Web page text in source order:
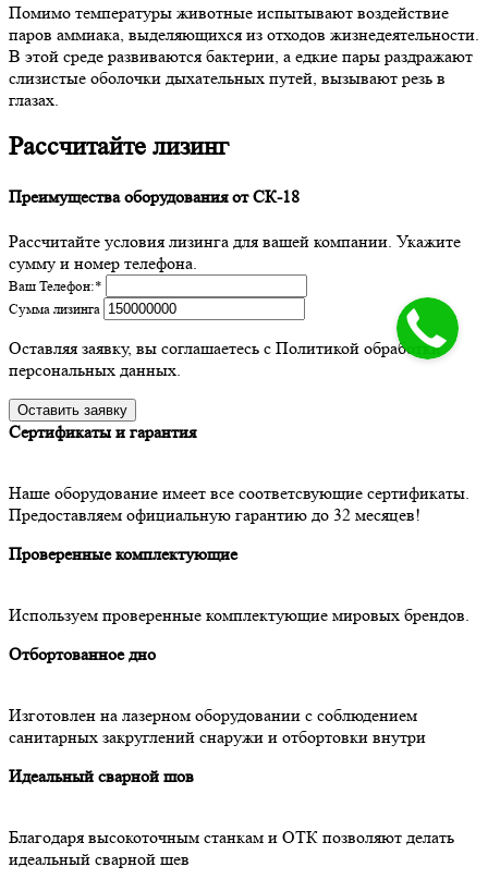
Помимо температуры животные испытывают воздействие
паров аммиака, выделяющихся из отходов жизнедеятельности.
В этой среде развиваются бактерии, а едкие пары раздражают
слизистые оболочки дыхательных путей, вызывают резь в
глазах.
Рассчитайте лизинг
Преимущества оборудования от СК-18
Рассчитайте условия лизинга для вашей компании. Укажите
сумму и номер телефона.
Ваш Телефон:*
Сумма лизинга
Оставляя заявку, вы соглашаетесь с Политикой обработки
персональных данных.
Сертификаты и гарантия
Наше оборудование имеет все соответсвующие сертификаты.
Предоставляем официальную гарантию до 32 месяцев!
Проверенные комплектующие
Используем проверенные комплектующие мировых брендов.
Отбортованное дно
Изготовлен на лазерном оборудовании с соблюдением
санитарных закруглений снаружи и отбортовки внутри
Идеальный сварной шов
Благодаря высокоточным станкам и ОТК позволяют делать
идеальный сварной шев